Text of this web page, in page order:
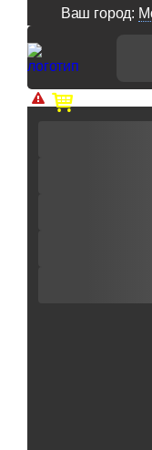
Ваш город:
Доп. скидка от